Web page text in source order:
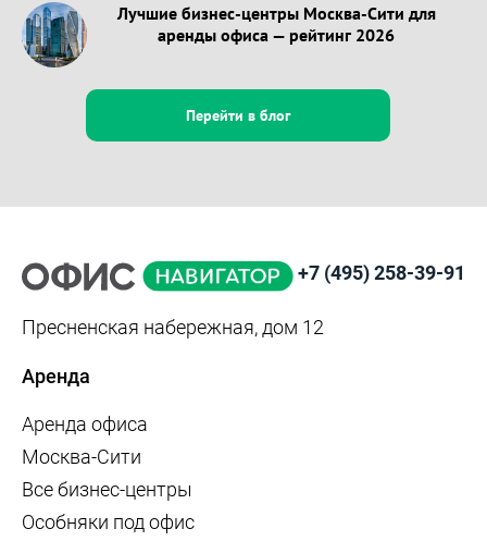
Лучшие бизнес-центры Москва-Сити для
аренды офиса — рейтинг 2026
Перейти в блог
+7 (495) 258-39-91
Пресненская набережная, дом 12
Аренда
Аренда офиса
Москва-Сити
Все бизнес-центры
Особняки под офис